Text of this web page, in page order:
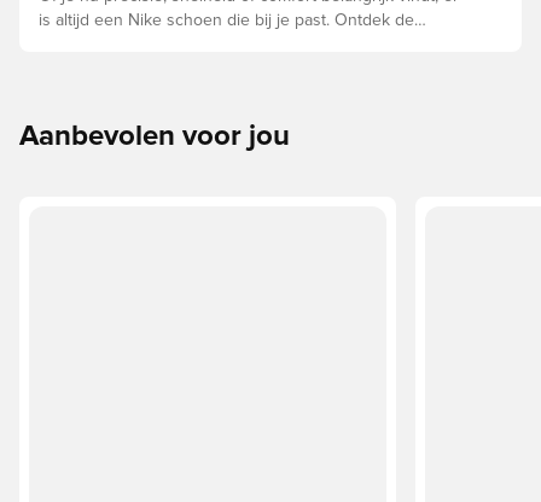
is altijd een Nike schoen die bij je past. Ontdek de
Aanbevolen voor jou